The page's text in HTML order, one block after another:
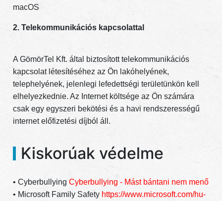
macOS
2. Telekommunikációs kapcsolattal
A GömörTel Kft. által biztosított telekommunikációs
kapcsolat létesítéséhez az Ön lakóhelyének,
telephelyének, jelenlegi lefedettségi területünkön kell
elhelyezkednie. Az Internet költsége az Ön számára
csak egy egyszeri bekötési és a havi rendszerességű
internet előfizetési díjból áll.
Kiskorúak védelme
• CyberbullyingCyberbullying - Mást bántani nem menő
• Microsoft Family Safety https://www.microsoft.com/hu-